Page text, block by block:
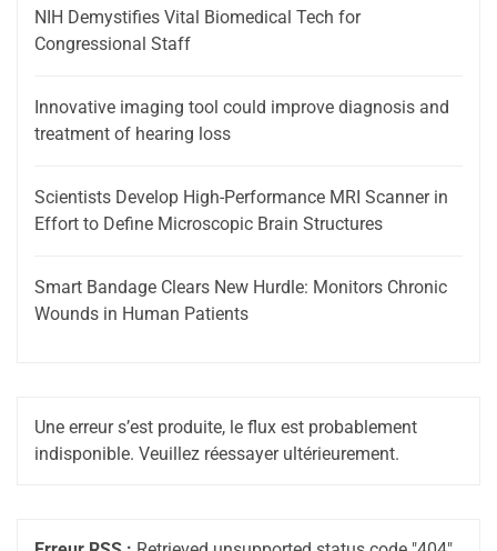
NIH Demystifies Vital Biomedical Tech for
Congressional Staff
Innovative imaging tool could improve diagnosis and
treatment of hearing loss
Scientists Develop High-Performance MRI Scanner in
Effort to Define Microscopic Brain Structures
Smart Bandage Clears New Hurdle: Monitors Chronic
Wounds in Human Patients
Une erreur s’est produite, le flux est probablement
indisponible. Veuillez réessayer ultérieurement.